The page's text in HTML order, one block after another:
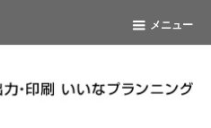
メニュー